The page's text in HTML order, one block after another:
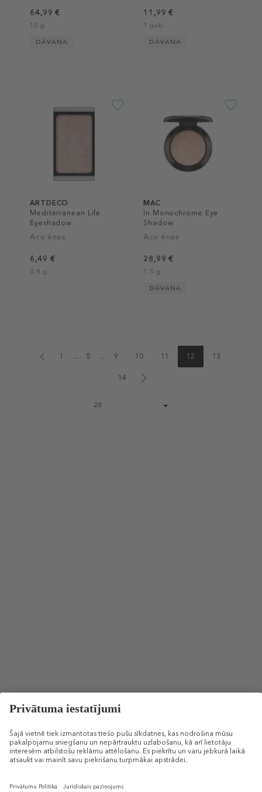
64,99 €
10 g
DĀVANA
11,99 €
1 gab.
DĀVANA
ARTDECO
Mediterranean Life
Eyeshadow
Acu ēnas
6,49 €
0.8 g
MAC
In Monochrome Eye
Shadow
Acu ēnas
28,99 €
1.5 g
DĀVANA
1 ... 5 ... 9 10 11 12 13
14
size
20